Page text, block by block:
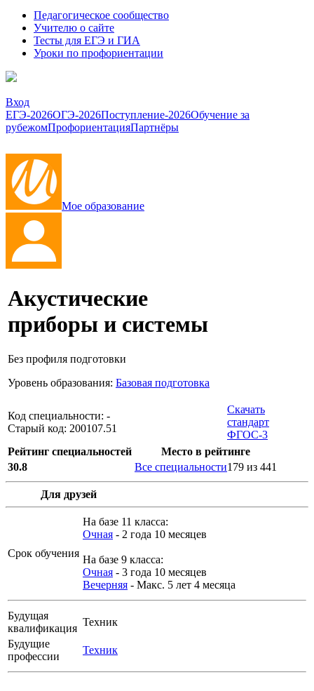
Педагогическое сообщество
Учителю о сайте
Тесты для ЕГЭ и ГИА
Уроки по профориентации
Вход
ЕГЭ-2026ОГЭ-2026Поступление-2026Обучение за
рубежомПрофориентацияПартнёры
Мое образование
Акустические
приборы и системы
Без профиля подготовки
Уровень образования: Базовая подготовка
Код специальности: -
Старый код: 200107.51
Скачать
стандарт
ФГОС-3
Рейтинг специальностей
Место в рейтинге
30.8
Все специальности179 из 441
Для друзей
Срок обучения
На базе 11 класса:
Очная - 2 года 10 месяцев
На базе 9 класса:
Очная - 3 года 10 месяцев
Вечерняя - Макс. 5 лет 4 месяца
Будущая
квалификация
Техник
Будущие
профессии
Техник